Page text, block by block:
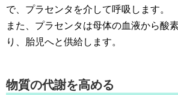
で、プラセンタを介して呼吸します。
また、プラセンタは母体の血液から酸
り、胎児へと供給します。
物質の代謝を高める